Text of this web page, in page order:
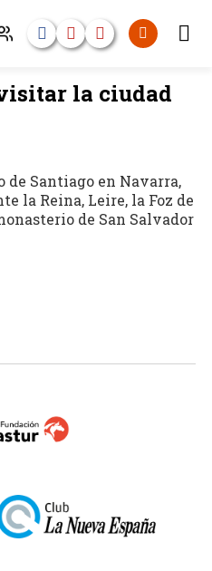
la ciudad
Santiago en Navarra,
la Reina, Leire, la Foz de
de San Salvador